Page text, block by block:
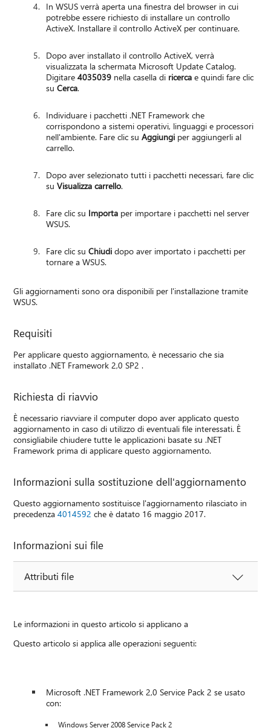
In WSUS verrà aperta una finestra del browser in cui
potrebbe essere richiesto di installare un controllo
ActiveX. Installare il controllo ActiveX per continuare.
Dopo aver installato il controllo ActiveX, verrà
visualizzata la schermata Microsoft Update Catalog.
Digitare4035039 nella casella di ricerca e quindi fare clic
suCerca.
Individuare i pacchetti .NET Framework che
corrispondono a sistemi operativi, linguaggi e processori
nell'ambiente. Fare clic suAggiungi per aggiungerli al
carrello.
Dopo aver selezionato tutti i pacchetti necessari, fare clic
suVisualizza carrello.
Fare clic su Importa per importare i pacchetti nel server
WSUS.
Fare clic suChiudi dopo aver importato i pacchetti per
tornare a WSUS.
Gli aggiornamenti sono ora disponibili per l'installazione tramite
WSUS.
Requisiti
Per applicare questo aggiornamento, è necessario che sia
installato .NET Framework 2,0 SP2 .
Richiesta di riavvio
È necessario riavviare il computer dopo aver applicato questo
aggiornamento in caso di utilizzo di eventuali file interessati. È
consigliabile chiudere tutte le applicazioni basate su .NET
Framework prima di applicare questo aggiornamento.
Informazioni sulla sostituzione dell'aggiornamento
Questo aggiornamento sostituisce l'aggiornamento rilasciato in
precedenza4014592 che è datato 16 maggio 2017.
Informazioni sui file
Attributi file
Le informazioni in questo articolo si applicano a
Questo articolo si applica alle operazioni seguenti:
Microsoft .NET Framework 2,0 Service Pack 2 se usato
con:
Windows Server 2008 Service Pack 2